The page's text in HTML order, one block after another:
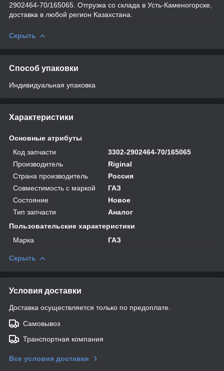
2902464-70/165065. Отгрузка со склада в Усть-Каменогорске,
доставка в любой регион Казахстана.
Скрыть
Способ упаковки
Индивидуальная упаковка
Характеристики
Основные атрибуты
Код запчасти
3302-2902464-70/165065
Производитель
Riginal
Страна производитель
Россия
Совместимость с маркой
ГАЗ
Состояние
Новое
Тип запчасти
Аналог
Пользовательские характеристики
Марка
ГАЗ
Скрыть
Условия доставки
Доставка осуществляется только по предоплате.
Самовывоз
Транспортная компания
Все условия доставки